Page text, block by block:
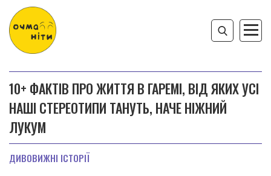
10+ ФАКТІВ ПРО ЖИТТЯ В ГАРЕМІ, ВІД ЯКИХ УСІ
НАШІ СТЕРЕОТИПИ ТАНУТЬ, НАЧЕ НІЖНИЙ
ЛУКУМ
ДИВОВИЖНІ ІСТОРІЇ